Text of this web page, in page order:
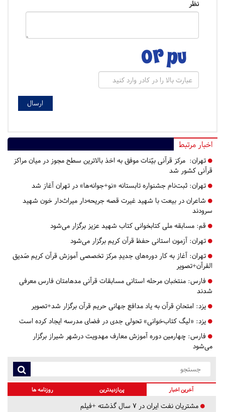
نظر
اخبار مرتبط
تهران: مرکز قرآنی بیّنات موفق به اخذ بالاترین سطح مجوز در میان مراکز
قرآنی کشور شد
تهران: ثبت‌نام جشنواره تابستانه «نو+جوانه‌ها» در تهران آغاز شد
شاعران در بیعت با شهید غیرت قصه جریحه‌دار میراث‌دار خون شهید
سرودند
قم: مسابقه ملی کتابخوانی کتاب شهید عزیز برگزار می‌شود
تهران: آزمون استانی حفظ قرآن کریم برگزار می‌شود
تهران: آغاز به کار دوره‌های جدیدِ مرکز تخصصی آموزش قرآن کریم صَدیق
القرآن+تصویر
فارس: منتخبان مرحله استانی مسابقات قرآنی مدهامتان فارس معرفی
شدند
یزد: امتحانِ قرآن به یاد مدافع جهانی حریم قرآن برگزار شد+تصویر
یزد: «لیگ کتاب‌خوانی» تحولی جدی در فضای مدرسه ایجاد کرده است
فارس: چهارمین دوره آموزش معارف مهدویت درشهر شیراز برگزار
می‌شود
آخرین اخبار پربازدیدترین روزنامه ها
مشتریان نفت ایران در ۷ سال گذشته +فیلم